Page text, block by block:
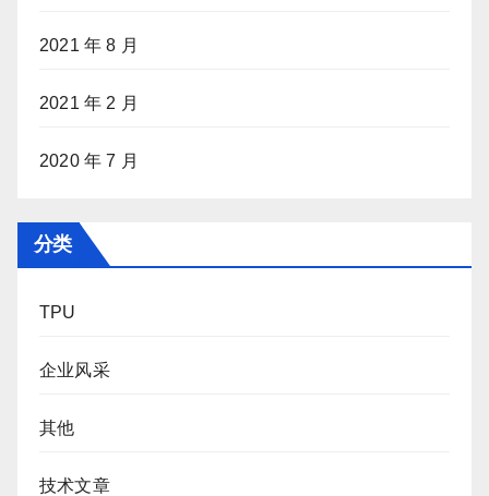
2021 年 8 月
2021 年 2 月
2020 年 7 月
分类
TPU
企业风采
其他
技术文章